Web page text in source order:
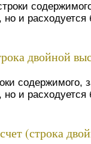
и
двойной
содержимого,
и
(строка